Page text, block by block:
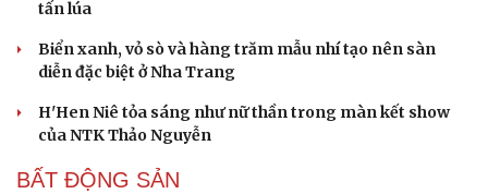
Sức khỏe
Dinh dưỡng - món ngon
Sản phụ khoa
Đời sống
tấn lúa
Biển xanh, vỏ sò và hàng trăm mẫu nhí tạo nên sàn
diễn đặc biệt ở Nha Trang
H'Hen Niê tỏa sáng như nữ thần trong màn kết show
của NTK Thảo Nguyễn
BẤT ĐỘNG SẢN